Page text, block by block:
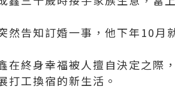
然告知訂婚一事，他下年10月
在終身幸福被人擅自決定之際
打工換宿的新生活。